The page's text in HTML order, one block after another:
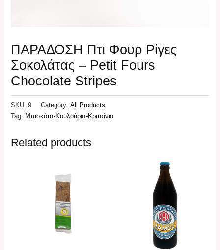
ΠΑΡΑΔΟΣΗ Πτι Φουρ Ρίγες
Σοκολάτας – Petit Fours
Chocolate Stripes
SKU:9 Category:All Products
Tag: Μπισκότα-Κουλούρια-Κριτσίνια
Related products